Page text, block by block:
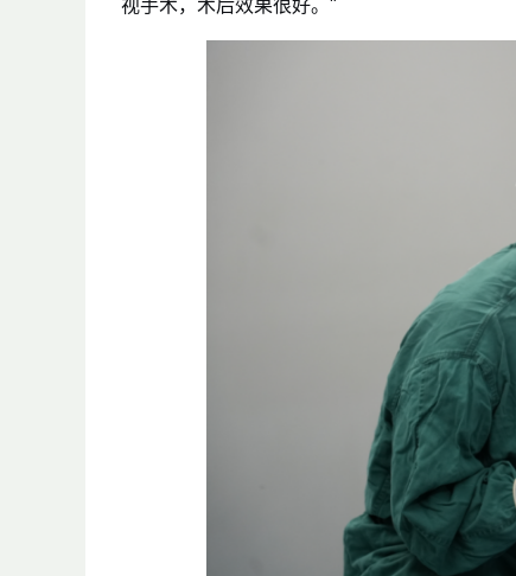
视手术，术后效果很好。"